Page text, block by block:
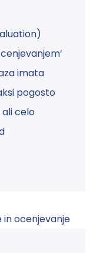
imata
pogosto
celo